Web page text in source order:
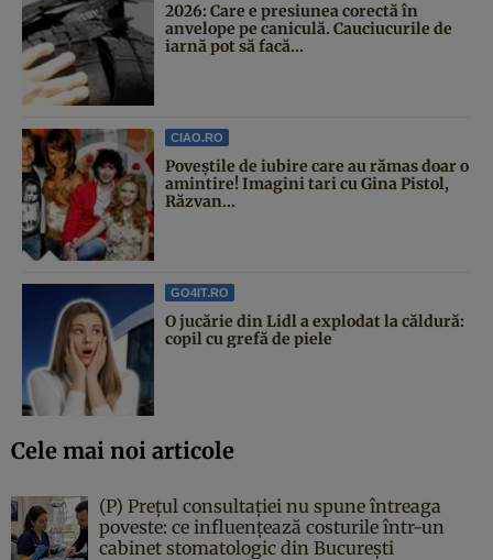
2026: Care e presiunea corectă în
anvelope pe caniculă. Cauciucurile de
iarnă pot să facă...
CIAO.RO
Poveştile de iubire care au rămas doar o
amintire! Imagini tari cu Gina Pistol,
Răzvan...
GO4IT.RO
O jucărie din Lidl a explodat la căldură:
copil cu grefă de piele
Cele mai noi articole
(P) Prețul consultației nu spune întreaga
poveste: ce influențează costurile într-un
cabinet stomatologic din București